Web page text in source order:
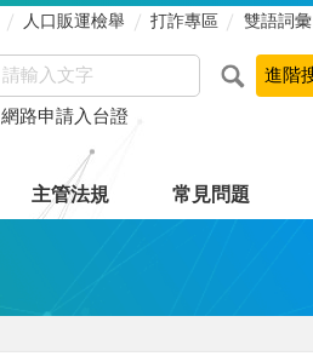
人口販運檢舉 打詐專區 雙語詞彙
網路申請入台證
主管法規 常見問題